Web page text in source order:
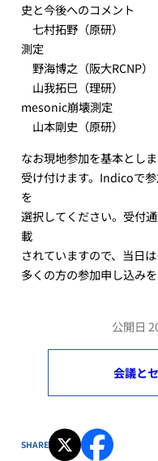
史と今後へのコメント
七村拓野（原研）
測定
野海博之（阪大RCNP
山我拓巳（理研）
mesonic崩壊測定
山本剛史（原研）
なお現地参加を基本とし
受け付けます。Indicoで
を
選択してください。受付
載
されていますので、当日
多くの方の参加申し込み
公開日
会議と
SHARE